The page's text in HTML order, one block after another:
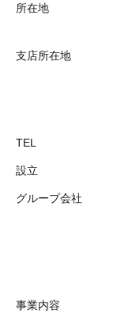
所在地
支店所在地
TEL
設立
グループ会社
事業内容